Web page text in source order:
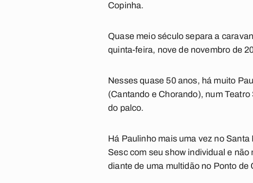
Copinha.
Quase meio século separa a
quinta-feira, nove de novembro de
Nesses quase 50 anos, há muito
(Cantando e Chorando), num
do palco.
Há Paulinho mais uma vez no
Sesc com seu show individual e
diante de uma multidão no Ponto